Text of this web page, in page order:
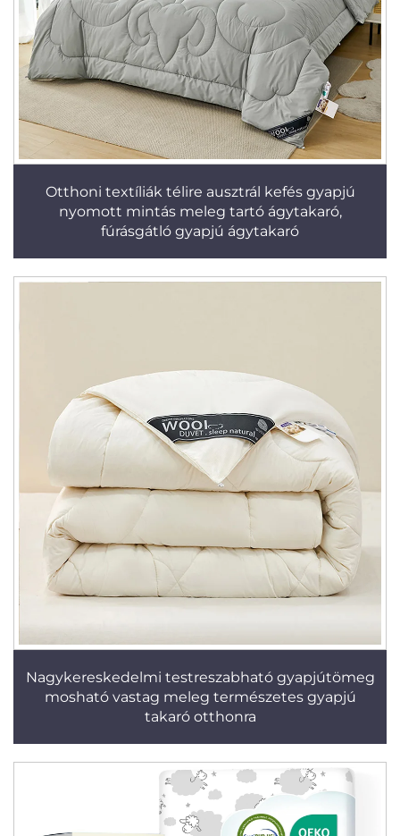
Otthoni textíliák télire ausztrál kefés gyapjú
nyomott mintás meleg tartó ágytakaró,
fúrásgátló gyapjú ágytakaró
Nagykereskedelmi testreszabható gyapjútömeg
mosható vastag meleg természetes gyapjú
takaró otthonra